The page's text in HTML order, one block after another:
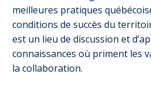
meilleures pratiques
conditions de succès du
est un lieu de discussion et
connaissances où priment les
la collaboration.